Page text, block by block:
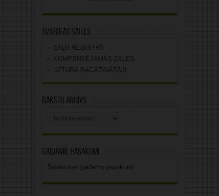
Svarīgas saites
ZĀĻU REĢISTRS
KOMPENSĒJAMĀS ZĀLES
UZTURA BAGĀTINĀTĀJI
Rakstu arhīvs
Gaidāmie pasākumi
Šobrīd nav gaidāmo pasākumi.